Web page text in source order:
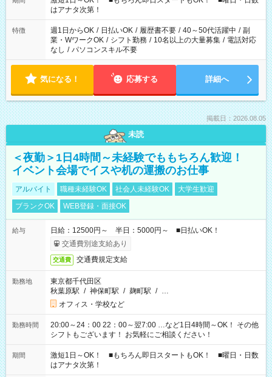
はアナタ次第！
特徴 週1日からOK / 日払いOK / 履歴書不要 / 40～50代活躍中 / 副
業・WワークOK / シフト勤務 / 10名以上の大量募集 / 電話対応
なし / パソコンスキル不要
気になる！ 応募する 詳細へ
掲載日：2026.08.05
未読
＜夜勤＞1日4時間～未経験でももちろん歓迎！
イベント会場でイスや机の運搬のお仕事
アルバイト 職種未経験OK 社会人未経験OK
大学生歓迎
ブランクOK
WEB登録・面接OK
給与
日給：12500円～ 半日：5000円～ ■日払いOK！
交通費別途支給あり
交通費 交通費規定支給
勤務地
東京都千代田区
秋葉原駅 / 神保町駅 / 麹町駅 / …
オフィス・学校など
勤務時間
20:00～24：00 22：00～翌7:00 …など1日4時間～OK！ その他
シフトもございます！ お気軽にご相談ください！
期間
激短1日～OK！ ■もちろん即日スタートもOK！ ■曜日・日数
はアナタ次第！